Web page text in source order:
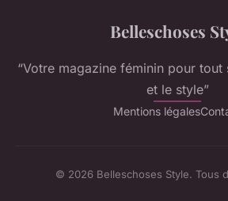
Belleschoses
“Votre magazine féminin pour
et le style”
Mentions légales
© 2026 Belleschoses Style. Tous